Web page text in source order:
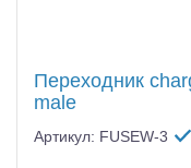
Переходник
male
Артикул: FUSEW-3